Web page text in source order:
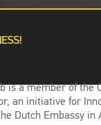
is a member of the
an initiative for
Dutch Embassy in